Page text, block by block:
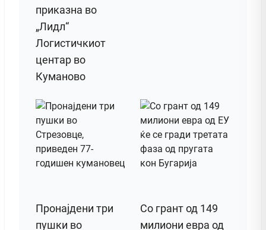
приказна во
„Лидл“
Логистичкиот
центар во
Куманово
Пронајдени три
пушки во
Со грант од 149
милиони евра од